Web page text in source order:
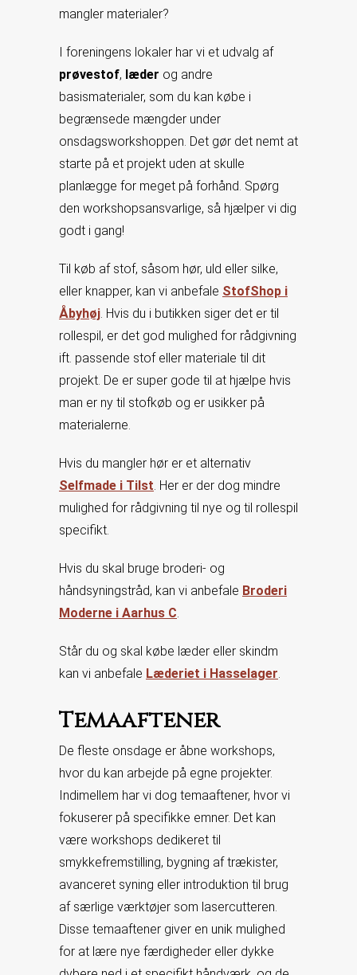
mangler materialer?
I foreningens lokaler har vi et udvalg af
prøvestof, læder og andre
basismaterialer, som du kan købe i
begrænsede mængder under
onsdagsworkshoppen. Det gør det nemt at
starte på et projekt uden at skulle
planlægge for meget på forhånd. Spørg
den workshopsansvarlige, så hjælper vi dig
godt i gang!
Til køb af stof, såsom hør, uld eller silke,
eller knapper, kan vi anbefale StofShop i
Åbyhøj. Hvis du i butikken siger det er til
rollespil, er det god mulighed for rådgivning
ift. passende stof eller materiale til dit
projekt. De er super gode til at hjælpe hvis
man er ny til stofkøb og er usikker på
materialerne.
Hvis du mangler hør er et alternativ
Selfmade i Tilst. Her er der dog mindre
mulighed for rådgivning til nye og til rollespil
specifikt.
Hvis du skal bruge broderi- og
håndsyningstråd, kan vi anbefale Broderi
Moderne i Aarhus C.
Står du og skal købe læder eller skindm
kan vi anbefale Læderiet i Hasselager.
Temaaftener
De fleste onsdage er åbne workshops,
hvor du kan arbejde på egne projekter.
Indimellem har vi dog temaaftener, hvor vi
fokuserer på specifikke emner. Det kan
være workshops dedikeret til
smykkefremstilling, bygning af trækister,
avanceret syning eller introduktion til brug
af særlige værktøjer som lasercutteren.
Disse temaaftener giver en unik mulighed
for at lære nye færdigheder eller dykke